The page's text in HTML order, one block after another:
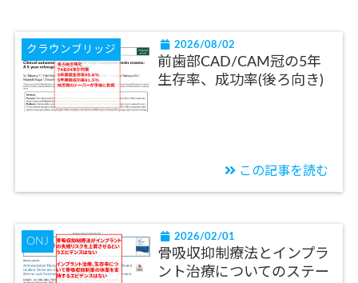
クラウンブリッジ 2026/08/02
前歯部CAD/CAM冠の5年
生存率、成功率(後ろ向き)
この記事を読む
ONJ 2026/02/01
骨吸収抑制療法とインプラ
ント治療についてのステー